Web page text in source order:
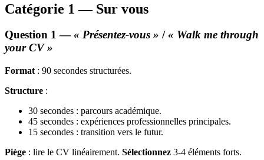
Catégorie 1 — Sur vous
Question 1 —« Présentez-vous » /« Walk me through
your CV »
Format : 90 secondes structurées.
Structure :
30 secondes : parcours académique.
45 secondes : expériences professionnelles principales.
15 secondes : transition vers le futur.
Piège : lire le CV linéairement. Sélectionnez 3-4 éléments forts.